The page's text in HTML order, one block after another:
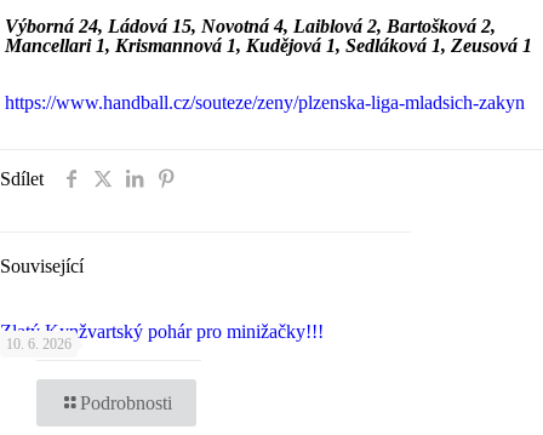
Výborná 24, Ládová 15, Novotná 4, Laiblová 2, Bartošková 2,
Mancellari 1, Krismannová 1, Kudějová 1, Sedláková 1, Zeusová 1
https://www.handball.cz/souteze/zeny/plzenska-liga-mladsich-zakyn
Sdílet
Související
10. 6. 2026
Zlatý Kynžvartský pohár pro minižačky!!!
Podrobnosti